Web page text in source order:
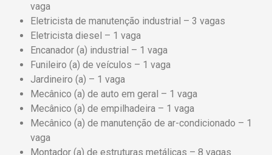
vaga
Eletricista de manutenção industrial – 3 vagas
Eletricista diesel – 1 vaga
Encanador (a) industrial – 1 vaga
Funileiro (a) de veículos – 1 vaga
Jardineiro (a) – 1 vaga
Mecânico (a) de auto em geral – 1 vaga
Mecânico (a) de empilhadeira – 1 vaga
Mecânico (a) de manutenção de ar-condicionado – 1
vaga
Montador (a) de estruturas metálicas – 8 vagas